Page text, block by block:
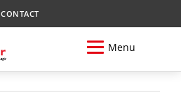
CONTACT
Menu